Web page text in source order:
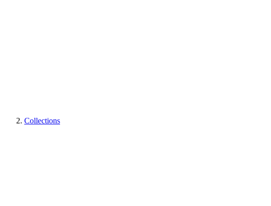
Collections